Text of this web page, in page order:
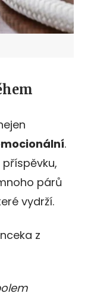
.
párů
vydrží.
z